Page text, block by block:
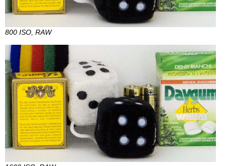
800 ISO, RAW